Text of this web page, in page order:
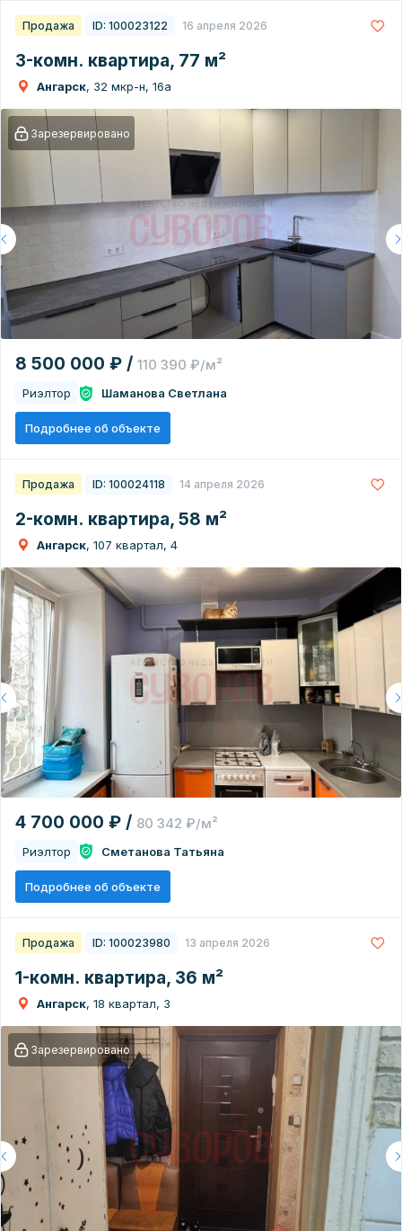
Продажа ID: 100023122 16 апреля 2026
3-комн. квартира, 77 м²
Ангарск, 32 мкр-н, 16а
Зарезервировано
8 500 000 ₽ / 110 390 ₽/м²
Риэлтор Шаманова Светлана
Подробнее об объекте
Продажа ID: 100024118 14 апреля 2026
2-комн. квартира, 58 м²
Ангарск, 107 квартал, 4
4 700 000 ₽ / 80 342 ₽/м²
Риэлтор Сметанова Татьяна
Подробнее об объекте
Продажа ID: 100023980 13 апреля 2026
1-комн. квартира, 36 м²
Ангарск, 18 квартал, 3
Зарезервировано